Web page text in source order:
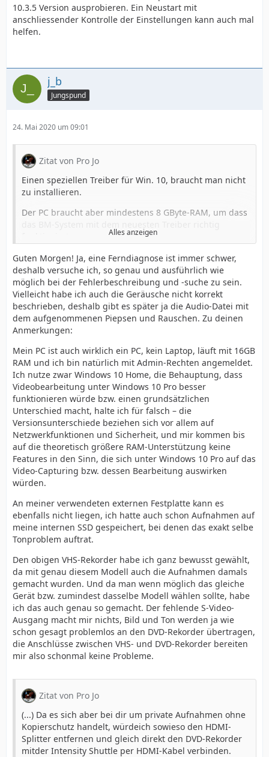
10.3.5 Version ausprobieren. Ein Neustart mit
anschliessender Kontrolle der Einstellungen kann auch mal
helfen.
j_b
Jungspund
24. Mai 2020 um 09:01
Zitat von Pro Jo
Einen speziellen Treiber für Win. 10, braucht man nicht
zu installieren.
Der PC braucht aber mindestens 8 GByte-RAM, um dass
Der ältere Treiber 10.11.4 (2018) läuft noch mit 4 GByte-
RAM. Die Treiber 10.3.5 und darunter, wurden nicht
mehr für Win. 10 programmiert.
Außerdem wäre Win. 10 Pro für Videobearbeitung
besser geeignet, als wie die, der Home-Version.
Ich lese gerade von einer externen Festplatte.
Vermutlich über USB angeschlossen. USB Festplatte und
eine Intensity Shuttle USB 3.0 , beide über USB.
Das ist von der Konfiguration her schlecht, denn es
laufen alle zwei Geräte über den gleichen System-Bus.
Und das bremst die Leistung der Festplatte, und der
Intensity Shuttle USB 3.0.
Festplatten, wenn möglich, immer an SATA anschließen,
oder am Thunderbolt-Anschluss. Das liest sich so, als
arbeitest du mit einem Laptop.
Du schreibst aber PC. Bei Videobearbeitung wird
empfohlen, dass man sich als Administrator anmeldet.
Ich hätte mir einen S-VHS-Rekorder gekauft, wegen dem
Y/C-Ausgang. Den Virenscanner unbedingt
deinstallieren, der Windows Defender reicht völlig aus.
(...)
Alles anzeigen
Guten Morgen! Ja, eine Ferndiagnose ist immer schwer,
deshalb versuche ich, so genau und ausführlich wie
möglich bei der Fehlerbeschreibung und -suche zu sein.
Vielleicht habe ich auch die Geräusche nicht korrekt
beschrieben, deshalb gibt es später ja die Audio-Datei mit
dem aufgenommenen Piepsen und Rauschen. Zu deinen
Anmerkungen:
Mein PC ist auch wirklich ein PC, kein Laptop, läuft mit 16GB
RAM und ich bin natürlich mit Admin-Rechten angemeldet.
Ich nutze zwar Windows 10 Home, die Behauptung, dass
Videobearbeitung unter Windows 10 Pro besser
funktionieren würde bzw. einen grundsätzlichen
Unterschied macht, halte ich für falsch – die
Versionsunterschiede beziehen sich vor allem auf
Netzwerkfunktionen und Sicherheit, und mir kommen bis
auf die theoretisch größere RAM-Unterstützung keine
Features in den Sinn, die sich unter Windows 10 Pro auf das
Video-Capturing bzw. dessen Bearbeitung auswirken
würden.
An meiner verwendeten externen Festplatte kann es
ebenfalls nicht liegen, ich hatte auch schon Aufnahmen auf
meine internen SSD gespeichert, bei denen das exakt selbe
Tonproblem auftrat.
Den obigen VHS-Rekorder habe ich ganz bewusst gewählt,
da mit genau diesem Modell auch die Aufnahmen damals
gemacht wurden. Und da man wenn möglich das gleiche
Gerät bzw. zumindest dasselbe Modell wählen sollte, habe
ich das auch genau so gemacht. Der fehlende S-Video-
Ausgang macht mir nichts, Bild und Ton werden ja wie
schon gesagt problemlos an den DVD-Rekorder übertragen,
die Anschlüsse zwischen VHS- und DVD-Rekorder bereiten
mir also schonmal keine Probleme.
Zitat von Pro Jo
(...) Da es sich aber bei dir um private Aufnahmen ohne
Kopierschutz handelt, würdeich sowieso den HDMI-
Splitter entfernen und gleich direkt den DVD-Rekorder
mitder Intensity Shuttle per HDMI-Kabel verbinden.